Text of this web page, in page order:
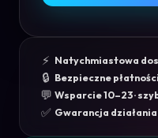
⚡ Natychmiastowa
🔒 Bezpieczne
💬 Wsparcie 10–23 ·
✅ Gwarancja